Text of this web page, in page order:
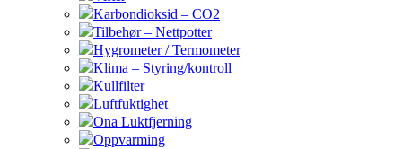
Karbondioksid – CO2
Tilbehør – Nettpotter
Hygrometer / Termometer
Klima – Styring/kontroll
Kullfilter
Luftfuktighet
Ona Luktfjerning
Oppvarming